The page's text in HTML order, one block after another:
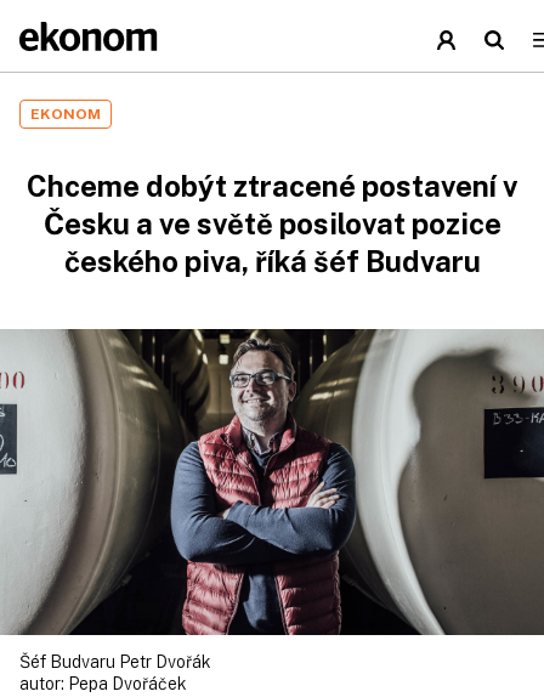
EKONOM
Chceme dobýt ztracené postavení v
Česku a ve světě posilovat pozice
českého piva, říká šéf Budvaru
Šéf Budvaru Petr Dvořák
autor: Pepa Dvořáček